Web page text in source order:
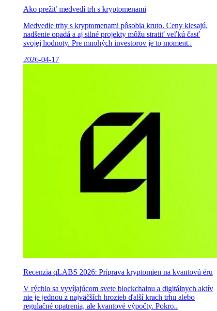
Ako prežiť medvedí trh s kryptomenami
Medvedie trhy s kryptomenami pôsobia kruto. Ceny klesajú,
nadšenie opadá a aj silné projekty môžu stratiť veľkú časť
svojej hodnoty. Pre mnohých investorov je to moment..
2026-04-17
Recenzia qLABS 2026: Príprava kryptomien na kvantovú éru
V rýchlo sa vyvíjajúcom svete blockchainu a digitálnych aktív
nie je jednou z najväčších hrozieb ďalší krach trhu alebo
regulačné opatrenia, ale kvantové výpočty. Pokro..